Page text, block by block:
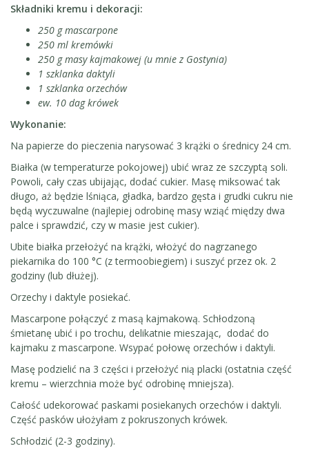
Składniki kremu i dekoracji:
250 g mascarpone
250 ml kremówki
250 g masy kajmakowej (u mnie z Gostynia)
1 szklanka daktyli
1 szklanka orzechów
ew. 10 dag krówek
Wykonanie:
Na papierze do pieczenia narysować 3 krążki o średnicy 24 cm.
Białka (w temperaturze pokojowej) ubić wraz ze szczyptą soli.
Powoli, cały czas ubijając, dodać cukier. Masę miksować tak
długo, aż będzie lśniąca, gładka, bardzo gęsta i grudki cukru nie
będą wyczuwalne (najlepiej odrobinę masy wziąć między dwa
palce i sprawdzić, czy w masie jest cukier).
Ubite białka przełożyć na krążki, włożyć do nagrzanego
piekarnika do 100 °C (z termoobiegiem) i suszyć przez ok. 2
godziny (lub dłużej).
Orzechy i daktyle posiekać.
Mascarpone połączyć z masą kajmakową. Schłodzoną
śmietanę ubić i po trochu, delikatnie mieszając, dodać do
kajmaku z mascarpone. Wsypać połowę orzechów i daktyli.
Masę podzielić na 3 części i przełożyć nią placki (ostatnia część
kremu – wierzchnia może być odrobinę mniejsza).
Całość udekorować paskami posiekanych orzechów i daktyli.
Część pasków ułożyłam z pokruszonych krówek.
Schłodzić (2-3 godziny).